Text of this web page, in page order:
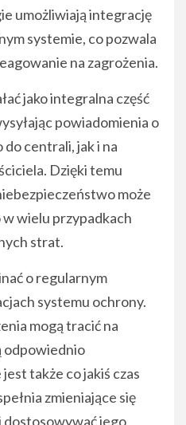
umożliwiają integrację
systemie, co pozwala
na zagrożenia.
jako integralna część
powiadomienia o
centrali, jak i na
Dzięki temu
może
wielu przypadkach
strat.
o regularnym
systemu ochrony.
mogą tracić na
odpowiednio
także co jakiś czas
zmieniające się
dostosowywać jego